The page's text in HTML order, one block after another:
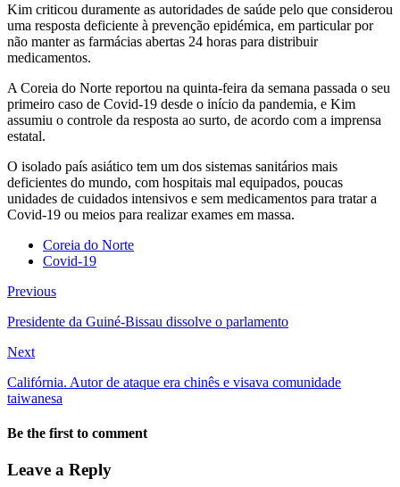
Kim criticou duramente as autoridades de saúde pelo que considerou
uma resposta deficiente à prevenção epidémica, em particular por
não manter as farmácias abertas 24 horas para distribuir
medicamentos.
A Coreia do Norte reportou na quinta-feira da semana passada o seu
primeiro caso de Covid-19 desde o início da pandemia, e Kim
assumiu o controle da resposta ao surto, de acordo com a imprensa
estatal.
O isolado país asiático tem um dos sistemas sanitários mais
deficientes do mundo, com hospitais mal equipados, poucas
unidades de cuidados intensivos e sem medicamentos para tratar a
Covid-19 ou meios para realizar exames em massa.
Coreia do Norte
Covid-19
Previous
Presidente da Guiné-Bissau dissolve o parlamento
Next
Califórnia. Autor de ataque era chinês e visava comunidade
taiwanesa
Be the first to comment
Leave a Reply